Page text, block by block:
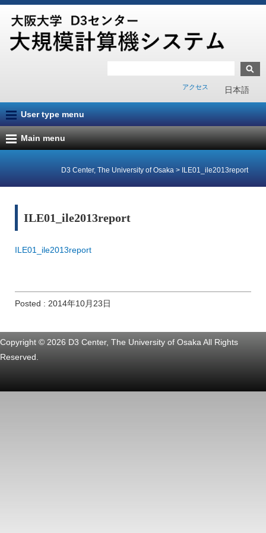
日本語
アクセス
User type menu
Main menu
D3 Center, The University of Osaka > ILE01_ile2013report
ILE01_ile2013report
ILE01_ile2013report
Posted : 2014年10月23日
Copyright © 2026 D3 Center, The University of Osaka All Rights
Reserved.